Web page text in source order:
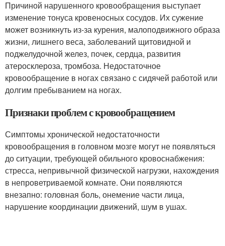
Причиной нарушенного кровообращения выступает
изменение тонуса кровеносных сосудов. Их сужение
может возникнуть из-за курения, малоподвижного образа
жизни, лишнего веса, заболеваний щитовидной и
поджелудочной желез, почек, сердца, развития
атеросклероза, тромбоза. Недостаточное
кровообращение в ногах связано с сидячей работой или
долгим пребыванием на ногах.
Признаки проблем с кровообращением
Симптомы хронической недостаточности
кровообращения в головном мозге могут не появляться
до ситуации, требующей обильного кровоснабжения:
стресса, непривычной физической нагрузки, нахождения
в непроветриваемой комнате. Они появляются
внезапно: головная боль, онемение части лица,
нарушение координации движений, шум в ушах.